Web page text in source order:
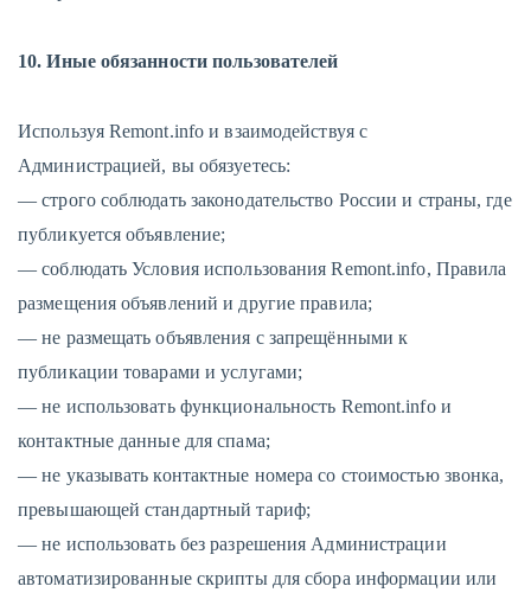
10. Иные обязанности пользователей
Используя Remont.info и взаимодействуя с
Администрацией, вы обязуетесь:
— строго соблюдать законодательство России и страны, где
публикуется объявление;
— соблюдать Условия использования Remont.info, Правила
размещения объявлений и другие правила;
— не размещать объявления с запрещёнными к
публикации товарами и услугами;
— не использовать функциональность Remont.info и
контактные данные для спама;
— не указывать контактные номера со стоимостью звонка,
превышающей стандартный тариф;
— не использовать без разрешения Администрации
автоматизированные скрипты для сбора информации или